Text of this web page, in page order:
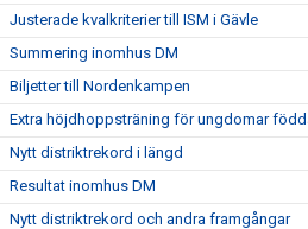
Justerade kvalkriterier till ISM i Gävle
Summering inomhus DM
Biljetter till Nordenkampen
Extra höjdhoppsträning för ungdomar
Nytt distriktrekord i längd
Resultat inomhus DM
Nytt distriktrekord och andra framgångar